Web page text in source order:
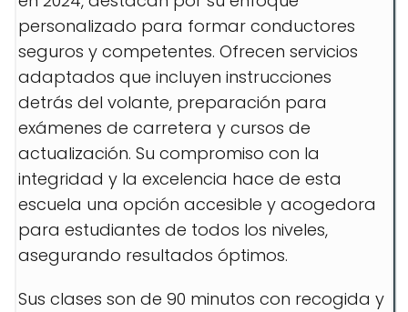
personalizado para formar conductores
seguros y competentes. Ofrecen servicios
adaptados que incluyen instrucciones
detrás del volante, preparación para
exámenes de carretera y cursos de
actualización. Su compromiso con la
integridad y la excelencia hace de esta
escuela una opción accesible y acogedora
para estudiantes de todos los niveles,
asegurando resultados óptimos.
Sus clases son de 90 minutos con recogida y